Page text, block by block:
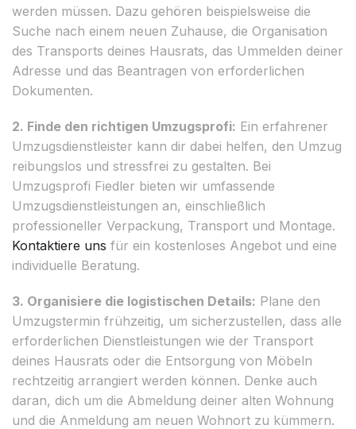
werden müssen. Dazu gehören beispielsweise die
Suche nach einem neuen Zuhause, die Organisation
des Transports deines Hausrats, das Ummelden deiner
Adresse und das Beantragen von erforderlichen
Dokumenten.
2. Finde den richtigen Umzugsprofi: Ein erfahrener
Umzugsdienstleister kann dir dabei helfen, den Umzug
reibungslos und stressfrei zu gestalten. Bei
Umzugsprofi Fiedler bieten wir umfassende
Umzugsdienstleistungen an, einschließlich
professioneller Verpackung, Transport und Montage.
Kontaktiere uns für ein kostenloses Angebot und eine
individuelle Beratung.
3. Organisiere die logistischen Details: Plane den
Umzugstermin frühzeitig, um sicherzustellen, dass alle
erforderlichen Dienstleistungen wie der Transport
deines Hausrats oder die Entsorgung von Möbeln
rechtzeitig arrangiert werden können. Denke auch
daran, dich um die Abmeldung deiner alten Wohnung
und die Anmeldung am neuen Wohnort zu kümmern.